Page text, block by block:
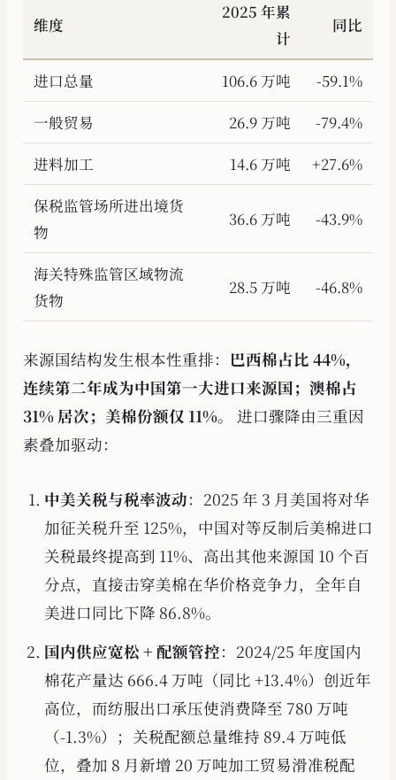
维度
2025 年累
计
同比
进口总量 106.6 万吨
-59.1%
一般贸易
26.9 万吨
-79.4%
进料加工
14.6 万吨
+27.6%
保税监管场所进出境货
物
36.6 万吨 -43.9%
海关特殊监管区域物流
货物
28.5 万吨 -46.8%
来源国结构发生根本性重排： 巴西棉占比 44%，
连续第二年成为中国第一大进口来源国；澳棉占
31% 居次；美棉份额仅 11%。
进口骤降由三重因
素叠加驱动：
中美关税与税率波动：2025 年 3 月美国将对华
加征关税升至 125%，中国对等反制后美棉进口
关税最终提高到 11%、高出其他来源国 10 个百
分点，直接击穿美棉在华价格竞争力，全年自
美进口同比下降 86.8%。
国内供应宽松 + 配额管控：2024/25 年度国内
棉花产量达 666.4 万吨（同比 +13.4%）创近年
高位，而纺服出口承压使消费降至 780 万吨
（-1.3%）；关税配额总量维持 89.4 万吨低
位，叠加 8 月新增 20 万吨加工贸易滑准税配